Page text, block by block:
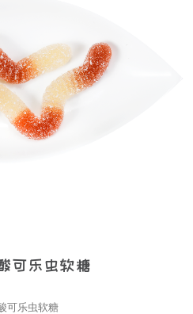
可乐虫软糖
可乐虫软糖